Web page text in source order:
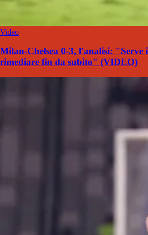
Video
Milan-Chelsea 0-3, l'analisi: "Serve
rimediare fin da subito" (VIDEO)